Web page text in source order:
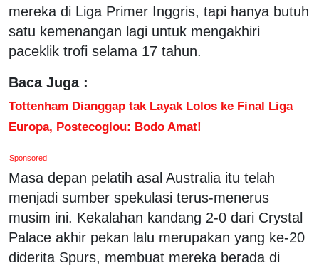
mereka di Liga Primer Inggris, tapi hanya butuh
satu kemenangan lagi untuk mengakhiri
paceklik trofi selama 17 tahun.
Baca Juga :
Tottenham Dianggap tak Layak Lolos ke Final Liga
Europa, Postecoglou: Bodo Amat!
Sponsored
Masa depan pelatih asal Australia itu telah
menjadi sumber spekulasi terus-menerus
musim ini. Kekalahan kandang 2-0 dari Crystal
Palace akhir pekan lalu merupakan yang ke-20
diderita Spurs, membuat mereka berada di